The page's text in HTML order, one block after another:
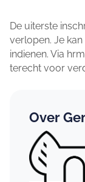
De uiterste
verlopen. Je
indienen. Via
terecht voor
Over